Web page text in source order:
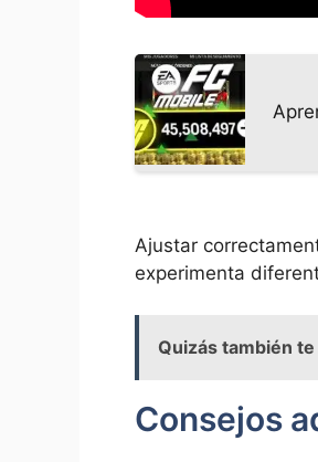
Ajustar
experimenta
Quizás también
Consejos